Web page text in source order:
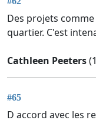
Des projets
quartier. C'est
Cathleen Peeters
#65
D accord avec les